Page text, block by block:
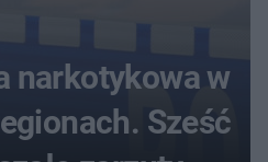
narkotykowa w
Sześć